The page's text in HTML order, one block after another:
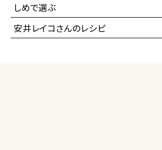
しめで選ぶ
安井レイコさんのレシピ